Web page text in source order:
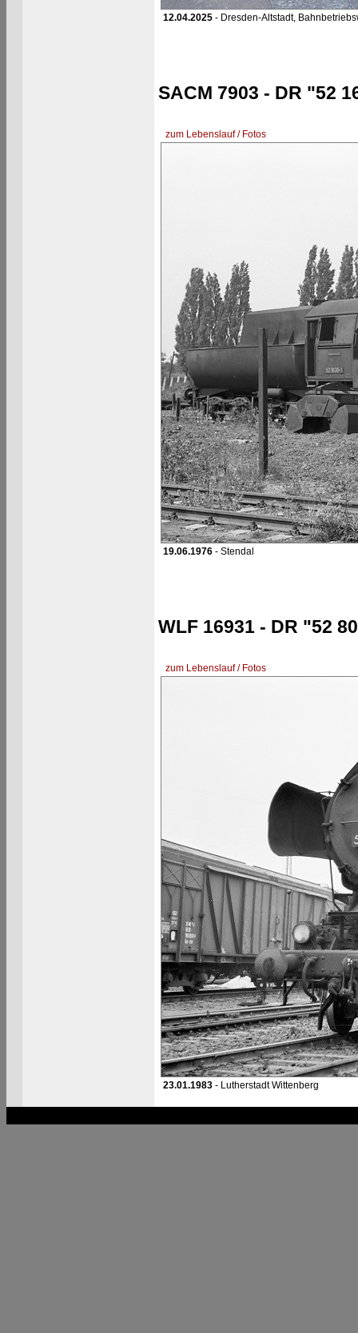
12.04.2025- Dresden-Altstadt,
SACM 7903 - DR "52
zum Lebenslauf / Fotos
19.06.1976- Stendal
WLF 16931 - DR "52
zum Lebenslauf / Fotos
23.01.1983- Lutherstadt Wittenberg